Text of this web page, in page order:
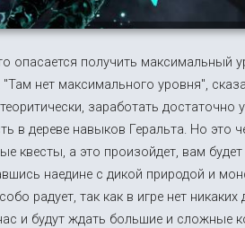
опасается получить максимальный
нет максимального уровня",
заработать достаточно
в дереве навыков Геральта. Но это
квесты, а это произойдет, вам
наедине с дикой природой и
радует, так как в игре нет
и будут ждать большие и сложные